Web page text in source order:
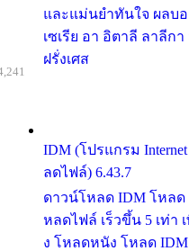
และแม่นยำทันใจ ผลบ
เซเรีย อา อิตาลี ลาลีก
ฝรั่งเศส
IDM (โปรแกรม
ลดไฟล์) 6.43.7
ดาวน์โหลด IDM โหลด
หลดไฟล์ เร็วขึ้น 5 เท่า
ง โหลดหนัง โหลด IDM